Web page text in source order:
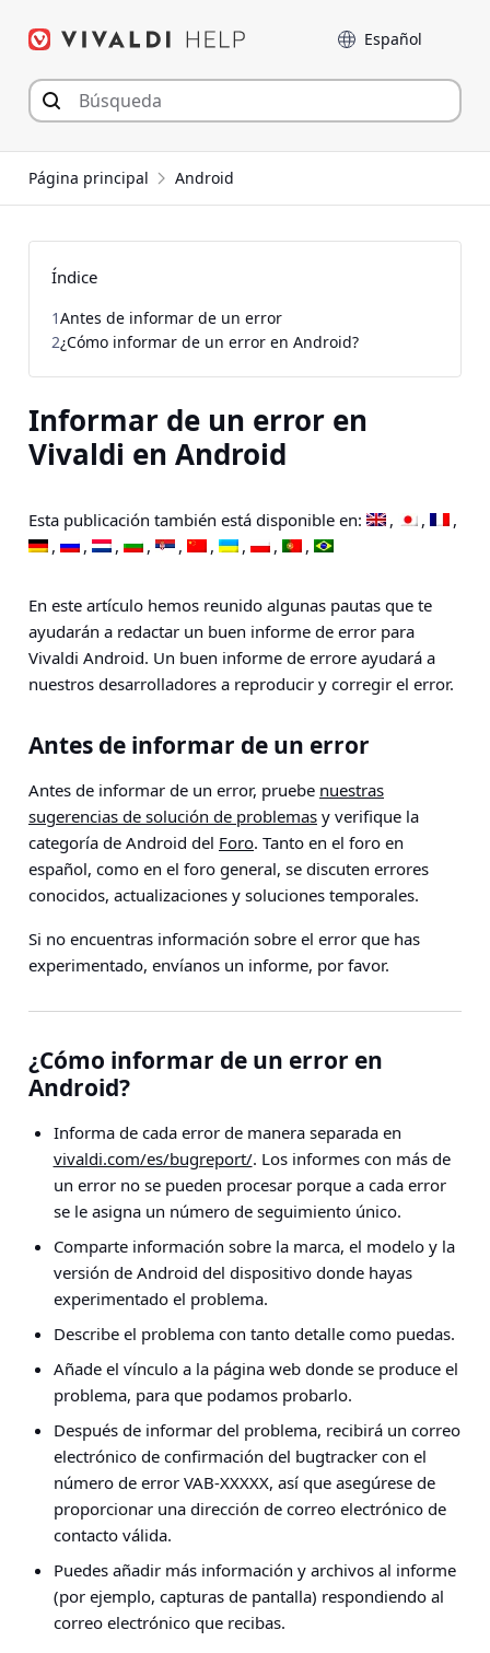
Language
Página principal Android
Informar de un error en
Vivaldi en Android
Esta publicación también está disponible en:
En este artículo hemos reunido algunas pautas que te
ayudarán a redactar un buen informe de error para
Vivaldi Android. Un buen informe de errore ayudará a
nuestros desarrolladores a reproducir y corregir el error.
Antes de informar de un error
Antes de informar de un error, pruebe nuestras
sugerencias de solución de problemas y verifique la
categoría de Android del Foro. Tanto en el foro en
español, como en el foro general, se discuten errores
conocidos, actualizaciones y soluciones temporales.
Si no encuentras información sobre el error que has
experimentado, envíanos un informe, por favor.
¿Cómo informar de un error en
Android?
Informa de cada error de manera separada en
vivaldi.com/es/bugreport/. Los informes con más de
un error no se pueden procesar porque a cada error
se le asigna un número de seguimiento único.
Comparte información sobre la marca, el modelo y la
versión de Android del dispositivo donde hayas
experimentado el problema.
Describe el problema con tanto detalle como puedas.
Añade el vínculo a la página web donde se produce el
problema, para que podamos probarlo.
Después de informar del problema, recibirá un correo
electrónico de confirmación del bugtracker con el
número de error VAB-XXXXX, así que asegúrese de
proporcionar una dirección de correo electrónico de
contacto válida.
Puedes añadir más información y archivos al informe
(por ejemplo, capturas de pantalla) respondiendo al
correo electrónico que recibas.
Índice
1Antes de informar de un error
2¿Cómo informar de un error en Android?